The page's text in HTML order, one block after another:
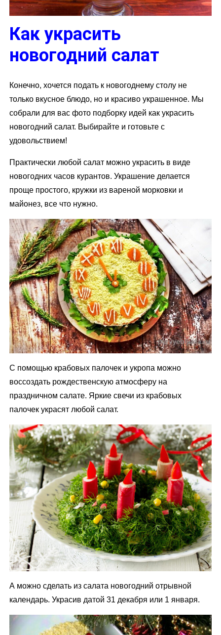
Как украсить
новогодний салат
Конечно, хочется подать к новогоднему столу не
только вкусное блюдо, но и красиво украшенное. Мы
собрали для вас фото подборку идей как украсить
новогодний салат. Выбирайте и готовьте с
удовольствием!
Практически любой салат можно украсить в виде
новогодних часов курантов. Украшение делается
проще простого, кружки из вареной морковки и
майонез, все что нужно.
С помощью крабовых палочек и укропа можно
воссоздать рождественскую атмосферу на
праздничном салате. Яркие свечи из крабовых
палочек украсят любой салат.
А можно сделать из салата новогодний отрывной
календарь. Украсив датой 31 декабря или 1 января.